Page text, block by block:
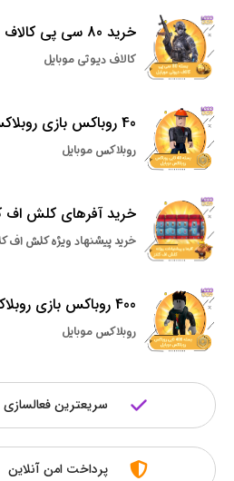
خرید 80 سی پی کالاف دیوتی موبایل
کالاف دیوتی موبایل
40 روباکس بازی روبلاکس
روبلاکس موبایل
خرید آفرهای کلش اف
خرید پیشنهاد ویژه کلش اف
400 روباکس بازی روبلاکس
روبلاکس موبایل
سریعترین فعالسازی
پرداخت امن آنلاین